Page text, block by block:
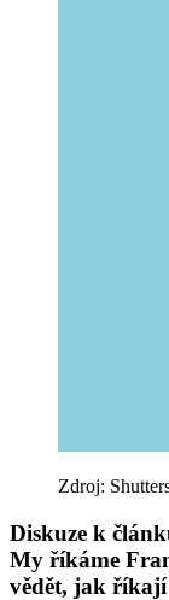
Zdroj:
Diskuze k
My říkáme
vědět, jak